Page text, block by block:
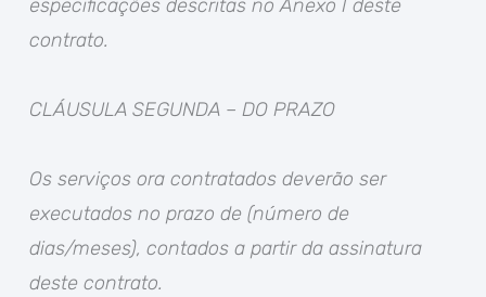
especificações descritas no Anexo I deste
contrato.
CLÁUSULA SEGUNDA – DO PRAZO
Os serviços ora contratados deverão ser
executados no prazo de (número de
dias/meses), contados a partir da assinatura
deste contrato.